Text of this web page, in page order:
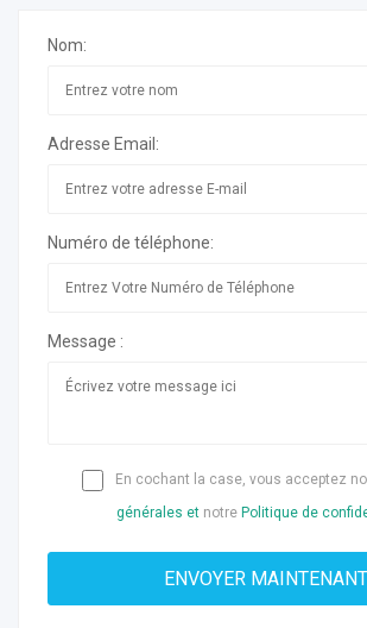
Nom:
Adresse Email:
Numéro de téléphone:
Message :
En cochant la case, vous acceptez
générales et notre Politique de